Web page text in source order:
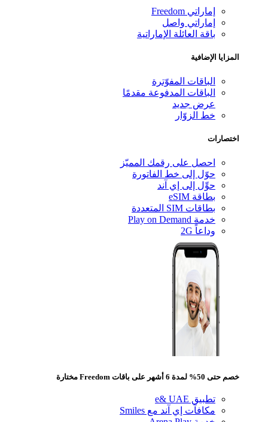
إماراتي Freedom
إماراتي واصل
باقة العائلة الإماراتية
الإضافية
الباقات المفوّترة
الباقات المدفوعة مقدمًا
عرض جديد
خط الزوّار
احصل على رقمك المميّز
حوّل إلى خط الفاتورة
حوِّل إلى إي آند
بطاقات SIM المتعددة
تطبيق e& UAE
مكافآت إي آند مع Smiles